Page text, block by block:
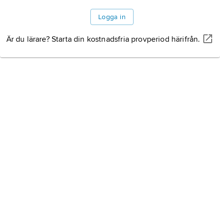
Logga in
Är du lärare? Starta din kostnadsfria provperiod härifrån.